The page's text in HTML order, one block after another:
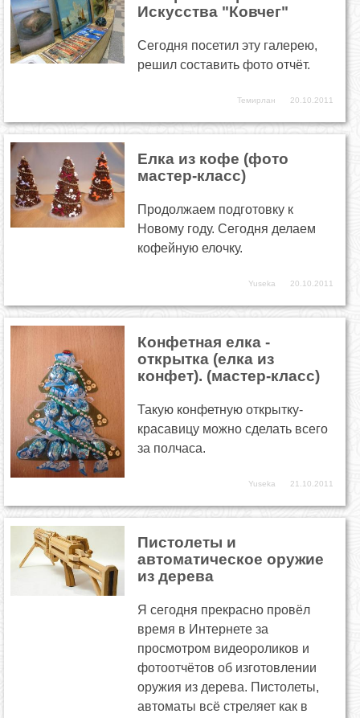
Искусства "Ковчег"
Сегодня посетил эту галерею,
решил составить фото отчёт.
Темирлан 20.10.2011
Елка из кофе (фото
мастер-класс)
Продолжаем подготовку к
Новому году. Сегодня делаем
кофейную елочку.
Yuseka 20.10.2011
Конфетная елка -
открытка (елка из
конфет). (мастер-класс)
Такую конфетную открытку-
красавицу можно сделать всего
за полчаса.
Yuseka 21.10.2011
Пистолеты и
автоматическое оружие
из дерева
Я сегодня прекрасно провёл
время в Интернете за
просмотром видеороликов и
фотоотчётов об изготовлении
оружия из дерева. Пистолеты,
автоматы всё стреляет как в